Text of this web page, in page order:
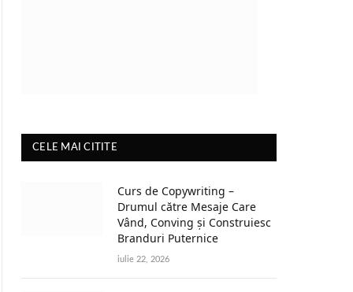
CELE MAI CITITE
Curs de Copywriting –
Drumul către Mesaje Care
Vând, Conving și Construiesc
Branduri Puternice
iulie 22, 2026